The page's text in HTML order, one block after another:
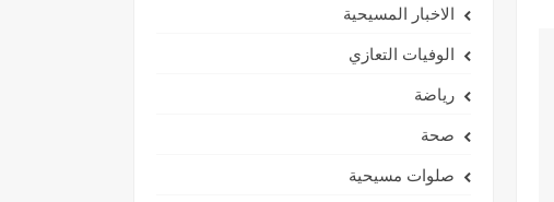
الاخبار المسيحية
الوفيات التعازي
رياضة
صحة
صلوات مسيحية